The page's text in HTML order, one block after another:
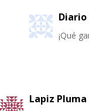
Diario
¡Qué
Lapiz Pluma